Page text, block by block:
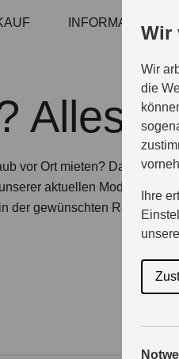
Wir
Wir
die
Ihre
INFORMATIONEN
Alles
vor Ort mieten? Das geht
aktuellen Modellpalette
der gewünschten Region das